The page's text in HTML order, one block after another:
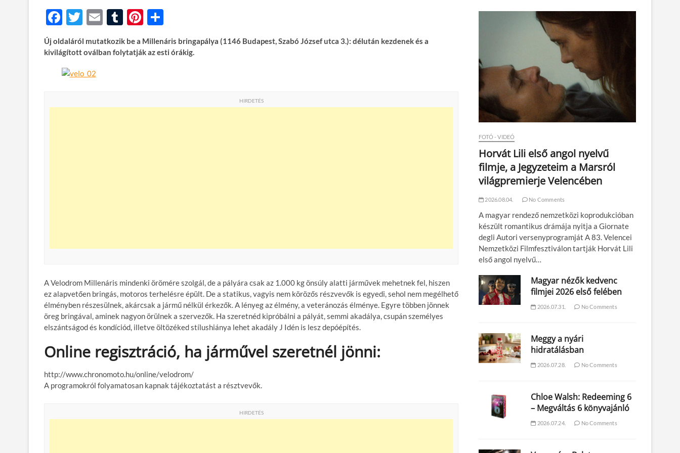
F
ac
e
b
o
T
w
itt
er
E
m
ail
T
u
m
Pi
nt
er
ss
za
Új oldaláról mutatkozik be a Millenáris bringapálya (1146 Budapest, Szabó József utca 3.): délután kezdenek és a
kivilágított oválban folytatják az esti órákig.
HIRDETÉS
A Velodrom Millenáris mindenki örömére szolgál, de a pályára csak az 1.000 kg önsúly alatti járművek mehetnek fel, hiszen
ez alapvetően bringás, motoros terhelésre épült. De a statikus, vagyis nem körözős részvevők is egyedi, sehol nem megélhető
élményben részesülnek, akárcsak a jármű nélkül érkezők. A lényeg az élmény, a veteránozás élménye. Egyre többen jönnek
öreg bringával, aminek nagyon örülnek a szervezők. Ha szeretnéd kipróbálni a pályát, semmi akadálya, csupán személyes
elszántságod és kondíciód, illetve öltözéked stílushiánya lehet akadály J Idén is lesz depóépítés.
Online regisztráció, ha járművel szeretnél jönni:
http://www.chronomoto.hu/online/velodrom/
A programokról folyamatosan kapnak tájékoztatást a résztvevők.
HIRDETÉS
FOTÓ - VIDEÓ
Horvát Lili első angol nyelvű
filmje, a Jegyzeteim a Marsról
világpremierje Velencében
2026.08.04. No Comments
A magyar rendező nemzetközi koprodukcióban
készült romantikus drámája nyitja a Giornate
degli Autori versenyprogramját A 83. Velencei
Nemzetközi Filmfesztiválon tartják Horvát Lili
első angol nyelvű…
Magyar nézők kedvenc
filmjei 2026 első felében
2026.07.31. No Comments
Meggy a nyári
hidratálásban
2026.07.28. No Comments
Chloe Walsh: Redeeming 6
– Megváltás 6 könyvajánló
2026.07.24. No Comments